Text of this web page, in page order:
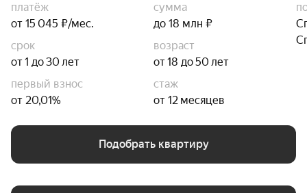
платёж
от 15 045 ₽/мес.
сумма
до 18 млн ₽
срок
от 1 до 30 лет
возраст
от 18 до 50 лет
первый взнос
от 20,01%
стаж
от 12 месяцев
Подобрать квартиру